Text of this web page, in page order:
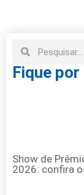
Fique
Show de
2026: confira